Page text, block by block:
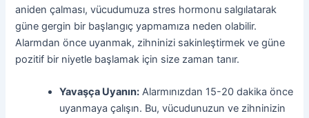
aniden çalması, vücudumuza stres hormonu salgılatarak
güne gergin bir başlangıç yapmamıza neden olabilir.
Alarmdan önce uyanmak, zihninizi sakinleştirmek ve güne
pozitif bir niyetle başlamak için size zaman tanır.
Yavaşça Uyanın: Alarmınızdan 15-20 dakika önce
uyanmaya çalışın. Bu, vücudunuzun ve zihninizin